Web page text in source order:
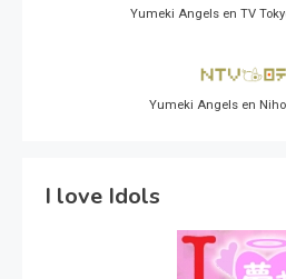
Yumeki Angels en TV
Yumeki Angels en
I love Idols